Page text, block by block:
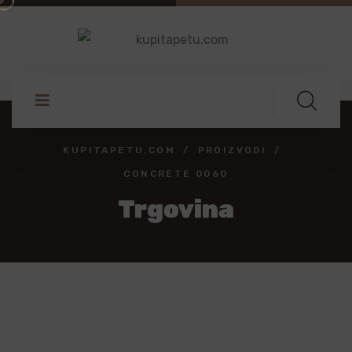
KUPITAPETU.COM PROIZVODI
CONCRETE 0060
Trgovina